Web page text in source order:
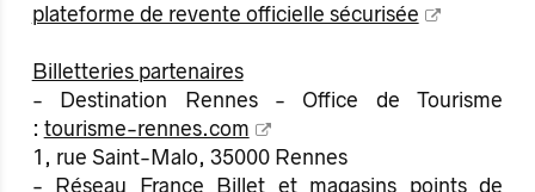
plateforme de revente officielle sécurisée
Billetteries partenaires
- Destination Rennes - Office de Tourisme
: tourisme-rennes.com
1, rue Saint-Malo, 35000 Rennes
- Réseau France Billet et magasins points de